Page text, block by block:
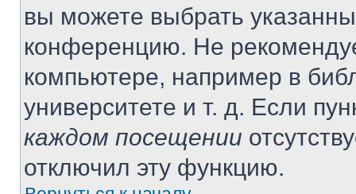
вы можете выбрать
конференцию. Не
компьютере, например в
университете и т. д. Если
каждом посещении
отключил эту функцию.